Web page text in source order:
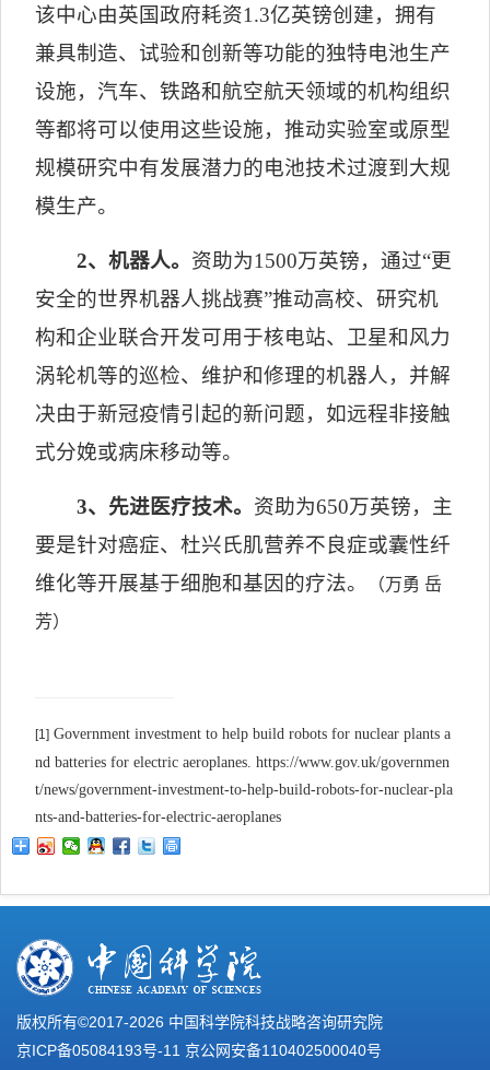
该中心由英国政府耗资1.3亿英镑创建，拥有
兼具制造、试验和创新等功能的独特电池生产
设施，汽车、铁路和航空航天领域的机构组织
等都将可以使用这些设施，推动实验室或原型
规模研究中有发展潜力的电池技术过渡到大规
模生产。
2、机器人。 资助为1500万英镑，通过“更
安全的世界机器人挑战赛”推动高校、研究机
构和企业联合开发可用于核电站、卫星和风力
涡轮机等的巡检、维护和修理的机器人，并解
决由于新冠疫情引起的新问题，如远程非接触
式分娩或病床移动等。
3、先进医疗技术。 资助为650万英镑，主
要是针对癌症、杜兴氏肌营养不良症或囊性纤
维化等开展基于细胞和基因的疗法。
（万勇 岳
芳）
[1] Government investment to help build robots for nuclear plants a
nd batteries for electric aeroplanes. https://www.gov.uk/governmen
t/news/government-investment-to-help-build-robots-for-nuclear-pla
nts-and-batteries-for-electric-aeroplanes
版权所有©2017-2026 中国科学院科技战略咨询研究院
京ICP备05084193号-11 京公网安备110402500040号